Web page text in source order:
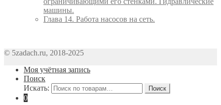
машины.
Глава 14. Работа насосов на сеть.
© 5zadach.ru, 2018-2025
Моя учётная запись
Поиск
Искать:
Поиск
0